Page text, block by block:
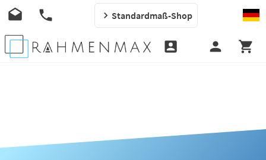
Standardmaß-Shop